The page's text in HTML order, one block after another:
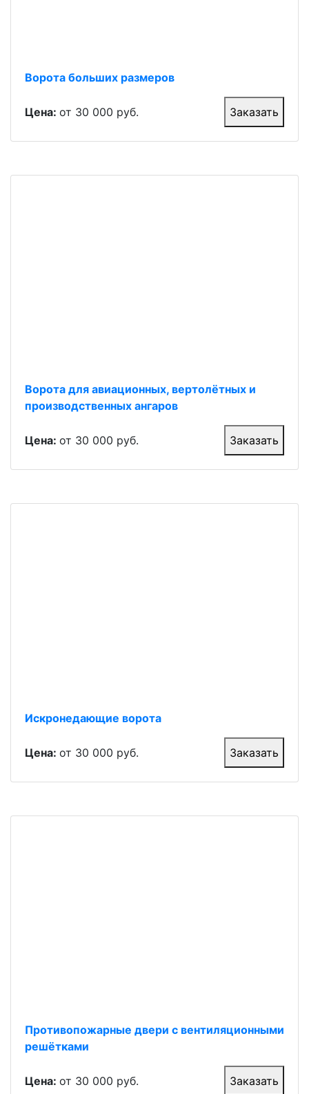
Ворота больших размеров
Цена: от 30 000 руб. Заказать
Ворота для авиационных, вертолётных и
производственных ангаров
Цена: от 30 000 руб. Заказать
Искронедающие ворота
Цена: от 30 000 руб. Заказать
Противопожарные двери с вентиляционными
решётками
Цена: от 30 000 руб. Заказать